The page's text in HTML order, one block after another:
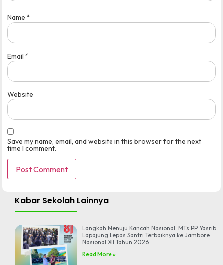
Name *
Email *
Website
Save my name, email, and website in this browser for the next
time I comment.
Kabar Sekolah Lainnya
Langkah Menuju Kancah Nasional: MTs PP Yasrib
Lapajung Lepas Santri Terbaiknya ke Jambore
Nasional XII Tahun 2026
Read More »